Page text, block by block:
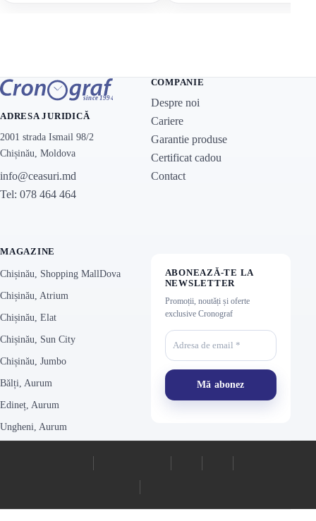
ADRESA JURIDICĂ
2001 strada Ismail 98/2
Chișinău, Moldova
info@ceasuri.md
Tel: 078 464 464
COMPANIE
Despre noi
Cariere
Garantie produse
Certificat cadou
Contact
MAGAZINE
Chișinău, Shopping MallDova
Chișinău, Atrium
Chișinău, Elat
Chișinău, Sun City
Chișinău, Jumbo
Bălți, Aurum
Edineț, Aurum
Ungheni, Aurum
ABONEAZĂ-TE LA
NEWSLETTER
Promoții, noutăți și oferte
exclusive Cronograf